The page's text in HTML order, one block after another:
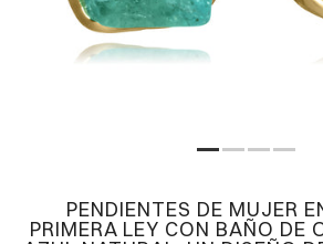
PENDIENTES DE MUJER
PRIMERA LEY CON BAÑO DE